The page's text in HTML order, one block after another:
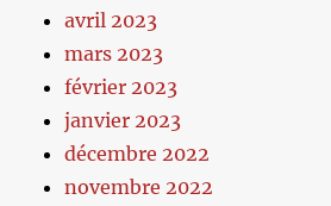
avril 2023
mars 2023
février 2023
janvier 2023
décembre 2022
novembre 2022